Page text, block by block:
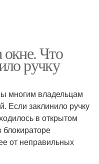
окне. Что
ручку
многим владельцам
Если заклинило ручку
в открытом
блокираторе
от неправильных